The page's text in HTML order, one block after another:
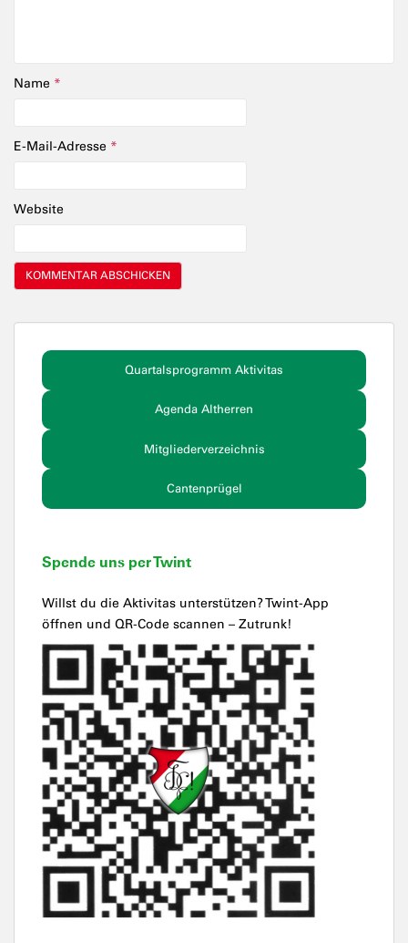
Name *
E-Mail-Adresse *
Website
Quartalsprogramm Aktivitas
Agenda Altherren
Mitgliederverzeichnis
Cantenprügel
Spende uns per Twint
Willst du die Aktivitas unterstützen? Twint-App
öffnen und QR-Code scannen – Zutrunk!